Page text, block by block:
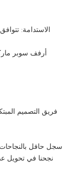
الاستدامة:
فريق التصميم
سجل حافل
نجحنا في تحويل